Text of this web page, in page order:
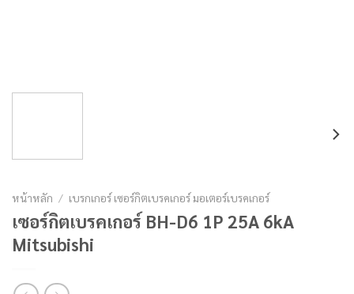
หน้าหลัก / เบรกเกอร์ เซอร์กิตเบรคเกอร์ มอเตอร์เบรคเกอร์
เซอร์กิตเบรคเกอร์ BH-D6 1P 25A 6kA
Mitsubishi